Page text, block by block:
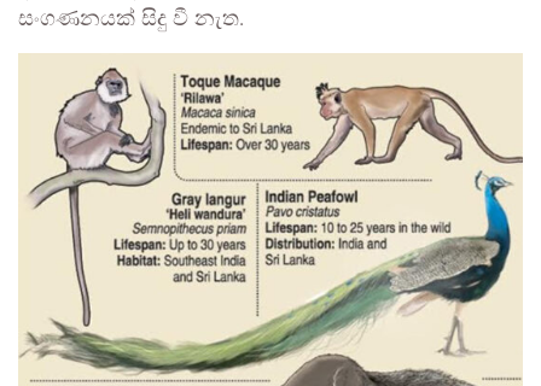
සංගණනයක් සිදු වී නැත.